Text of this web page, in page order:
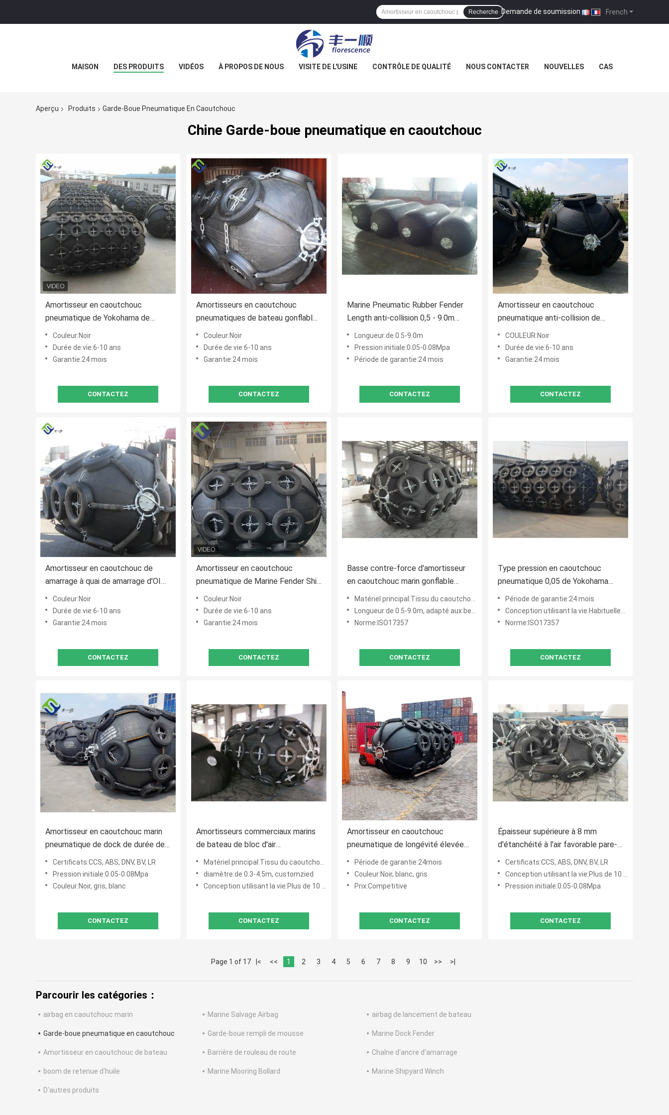
French
Demande de soumission |
Recherche
MAISON DES PRODUITS VIDÉOS À PROPOS DE NOUS VISITE DE L'USINE CONTRÔLE DE QUALITÉ NOUS CONTACTER NOUVELLES CAS
Aperçu Produits Garde-Boue Pneumatique En Caoutchouc
Chine Garde-boue pneumatique en caoutchouc
Amortisseur en caoutchouc
pneumatique de Yokohama de
bateau gonflable
Couleur:Noir
Durée de vie:6-10 ans
Garantie:24 mois
CONTACTEZ
Amortisseurs en caoutchouc
pneumatiques de bateau gonflable
pour des amortisseurs de
Yokohama de bateau
Couleur:Noir
Durée de vie:6-10 ans
Garantie:24 mois
CONTACTEZ
Marine Pneumatic Rubber Fender
Length anti-collision 0,5 - 9.0m
moins l'impact inverse
Longueur:de 0.5-9.0m
Pression initiale:0.05-0.08Mpa
Période de garantie:24 mois
CONTACTEZ
Amortisseur en caoutchouc
pneumatique anti-collision de
Yokohama pour des navires de LPG
COULEUR:Noir
Durée de vie:6-10 ans
Garantie:24 mois
CONTACTEZ
Amortisseur en caoutchouc de
amarrage à quai de amarrage d'OIN
17357 Marine Fender Anti Collision
Pneumatic
Couleur:Noir
Durée de vie:6-10 ans
Garantie:24 mois
CONTACTEZ
Amortisseur en caoutchouc
pneumatique de Marine Fender Ship
To Ship de bateaux de pêche de
navires
Couleur:Noir
Durée de vie:6-10 ans
Garantie:24 mois
CONTACTEZ
Basse contre-force d'amortisseur
en caoutchouc marin gonflable
comportant ISO9001 approuvé
Matériel principal:Tissu du caoutchouc naturel et de corde
Longueur:de 0.5-9.0m, adapté aux besoins du client
Norme:ISO17357
CONTACTEZ
Type pression en caoutchouc
pneumatique 0,05 de Yokohama
d'initiale d'amortisseur - 0.08MPa
Période de garantie:24 mois
Conception utilisant la vie:Habituellement 10 ans
Norme:ISO17357
CONTACTEZ
Amortisseur en caoutchouc marin
pneumatique de dock de durée de
vie de couleur noire
Certificats:CCS, ABS, DNV, BV, LR
Pression initiale:0.05-0.08Mpa
Couleur:Noir, gris, blanc
CONTACTEZ
Amortisseurs commerciaux marins
de bateau de bloc d'air
Amortisseurs de bateau de
matériaux en caoutchouc naturel
Matériel principal:Tissu du caoutchouc naturel et de corde
diamètre:de 0.3-4.5m, customzied
Conception utilisant la vie:Plus de 10 ans
CONTACTEZ
Amortisseur en caoutchouc
pneumatique de longévité élevée
24 mois de garantie faible force de
réaction
Période de garantie:24mois
Couleur:Noir, blanc, gris
Prix:Competitive
CONTACTEZ
Épaisseur supérieure à 8 mm
d'étanchéité à l'air favorable pare-
battages de quai de bateau
facilement actionnés
Certificats:CCS, ABS, DNV, BV, LR
Conception utilisant la vie:Plus de 10 ans
Pression initiale:0.05-0.08Mpa
CONTACTEZ
Page 1 of 17 |< << 1 2 3 4 5 6 7 8 9 10 >> >|
Parcourir les catégories：
airbag en caoutchouc marin Marine Salvage Airbag airbag de lancement de bateau
Garde-boue pneumatique en caoutchouc Garde-boue rempli de mousse Marine Dock Fender
Amortisseur en caoutchouc de bateau Barrière de rouleau de route Chaîne d'ancre d'amarrage
boom de retenue d'huile Marine Mooring Bollard Marine Shipyard Winch
D'autres produits